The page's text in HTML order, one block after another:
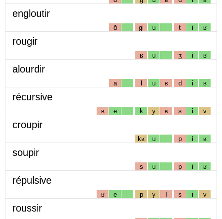
engloutir
ɑ̃ gl u t i ʁ
rougir
ʁ u ʒ i ʁ
alourdir
a l u ʁ d i ʁ
récursive
ʁ e k y ʁ s i v
croupir
kʁ u p i ʁ
soupir
s u p i ʁ
répulsive
ʁ e p y l s i v
roussir